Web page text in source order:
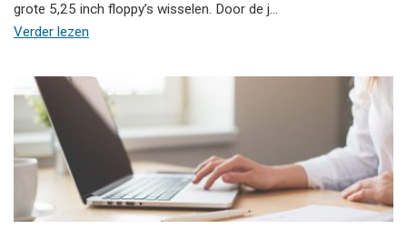
grote 5,25 inch floppy’s wisselen. Door de j…
Verder lezen